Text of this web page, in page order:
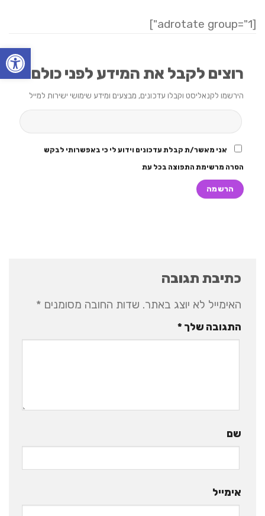
פתח
[adrotate group="1"]
רוצים לקבל את המידע לפני כולם?
הירשמו לקנאליסט וקבלו עדכונים, מבצעים ומידע שימושי ישירות למייל
אני מאשר/ת קבלת עדכונים וידוע לי כי באפשרותי לבקש
הסרה מרשימת התפוצה בכל עת
כתיבת תגובה
האימייל לא יוצג באתר. שדות החובה מסומנים *
התגובה שלך *
שם
אימייל